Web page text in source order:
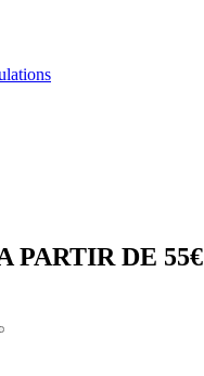
PARTIR DE 55€